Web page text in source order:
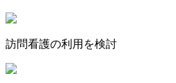
訪問看護の利用を検討